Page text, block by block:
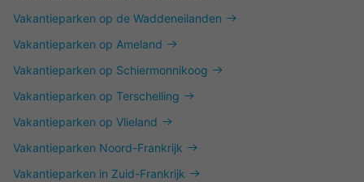
Vakantieparken op de Waddeneilanden
Vakantieparken op Ameland
Vakantieparken op Schiermonnikoog
Vakantieparken op Terschelling
Vakantieparken op Vlieland
Vakantieparken Noord-Frankrijk
Vakantieparken in Zuid-Frankrijk